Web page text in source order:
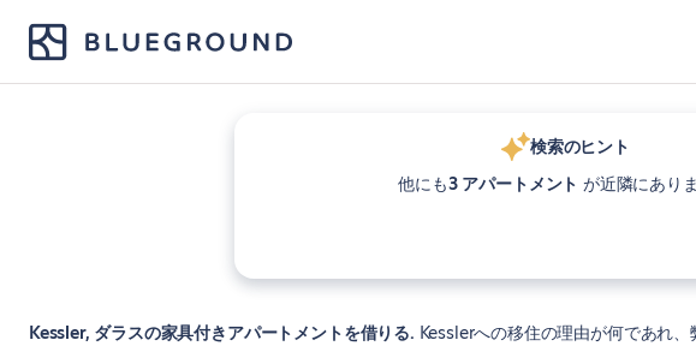
検索のヒント
他にも3 アパートメント が近隣にあり
Kessler, ダラスの家具付きアパートメントを借りる Kesslerへの移住の理由が何であれ